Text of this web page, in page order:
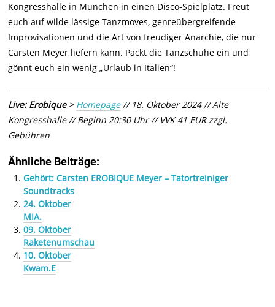
Kongresshalle in München in einen Disco-Spielplatz. Freut
euch auf wilde lässige Tanzmoves, genreübergreifende
Improvisationen und die Art von freudiger Anarchie, die nur
Carsten Meyer liefern kann. Packt die Tanzschuhe ein und
gönnt euch ein wenig „Urlaub in Italien“!
Live: Erobique> Homepage// 18. Oktober 2024 // Alte
Kongresshalle // Beginn 20:30 Uhr // VVK 41 EUR zzgl.
Gebühren
Ähnliche Beiträge:
Gehört: Carsten EROBIQUE Meyer – Tatortreiniger
Soundtracks
24. Oktober
MIA.
09. Oktober
Raketenumschau
10. Oktober
Kwam.E